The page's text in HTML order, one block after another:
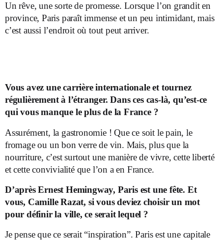
Un rêve, une sorte de promesse. Lorsque l’on grandit en
province, Paris paraît immense et un peu intimidant, mais
c’est aussi l’endroit où tout peut arriver.
Vous avez une carrière internationale et tournez
régulièrement à l’étranger. Dans ces cas-là, qu’est-ce
qui vous manque le plus de la France ?
Assurément, la gastronomie ! Que ce soit le pain, le
fromage ou un bon verre de vin. Mais, plus que la
nourriture, c’est surtout une manière de vivre, cette liberté
et cette convivialité que l’on a en France.
D’après Ernest Hemingway, Paris est une fête. Et
vous, Camille Razat, si vous deviez choisir un mot
pour définir la ville, ce serait lequel ?
Je pense que ce serait “inspiration”. Paris est une capitale